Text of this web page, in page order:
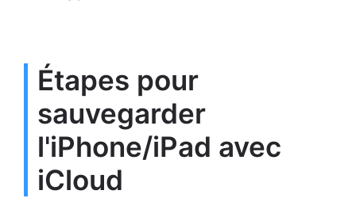
Étapes pour
sauvegarder
l'iPhone/iPad avec
iCloud